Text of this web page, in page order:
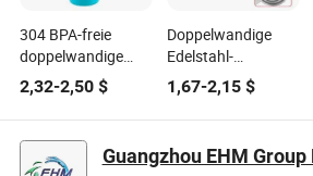
304 BPA-freie
doppelwandige
tragbare Edelstahl-
Vakuum-
Sportwasserflasche
für Outdoor-Reisen
2,32-2,50 $
Doppelwandige
Edelstahl-
Sublimations-Tasse
Vakuumflasche
Wasserflasche
Strohhalm
1,67-2,15$
Guangzhou EHM